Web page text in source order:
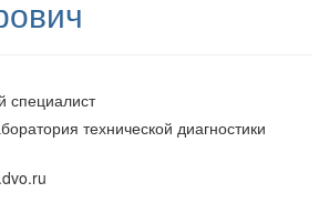
специалист
технической диагностики